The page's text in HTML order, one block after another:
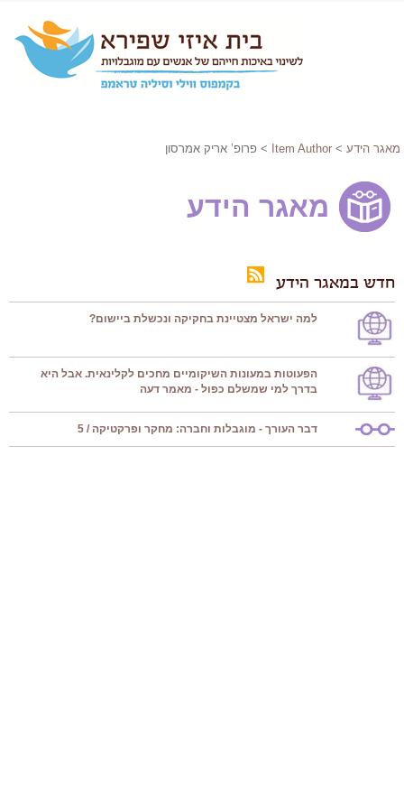
מאגר הידע >
Item Author > פרופ’ אריק אמרסון
מאגר הידע
חדש במאגר הידע
למה ישראל מצטיינת בחקיקה ונכשלת ביישום?
הפעוטות במעונות השיקומיים מחכים לקלינאית. אבל היא
בדרך למי שמשלם כפול - מאמר דעה
דבר העורך - מוגבלות וחברה: מחקר ופרקטיקה / 5